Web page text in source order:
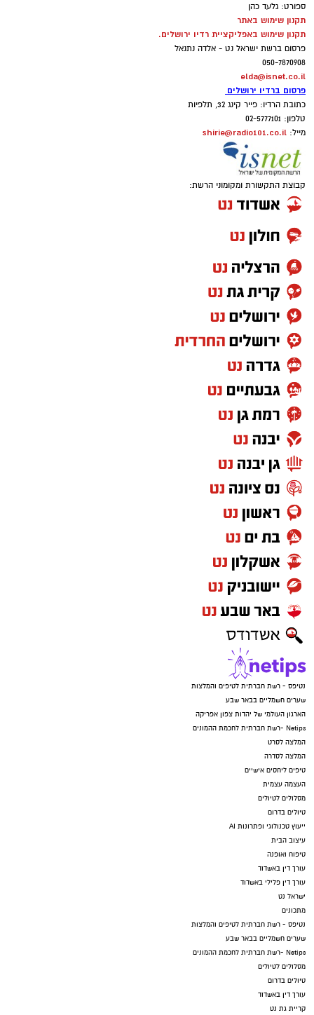
ספורט: גלעד כהן
תקנון שימוש באתר
תקנון שימוש באפליקציית רדיו ירושלים.
פרסום ברשת ישראל נט - אלדה נתנאל
050-7870908
elda@isnet.co.il
פרסום ברדיו ירושלים
כתובת הרדיו: פייר קינג 32, תלפיות
טלפון: 02-5777101
מייל: shirie@radio101.co.il
קבוצת התקשורת ומקומוני הרשת:
נטיפס - רשת חברתית לטיפים והמלצות
שערים חשמליים בבאר שבע
הארגון העולמי של יהדות צפון אפריקה
Netips -רשת חברתית לחכמת ההמונים
המלצה לסרט
המלצה לסדרה
טיפים ליחסים אישיים
העצמה עצמית
מסלולים לטיולים
טיולים בדרום
ייעוץ טכנולוגי ופתרונות AI
עיצוב הבית
טיפוח ואופנה
עורך דין באשדוד
עורך דין פלילי באשדוד
ישראל נט
מתכונים
נטיפס - רשת חברתית לטיפים והמלצות
שערים חשמליים בבאר שבע
Netips -רשת חברתית לחכמת ההמונים
מסלולים לטיולים
טיולים בדרום
עורך דין באשדוד
קריית גת נט